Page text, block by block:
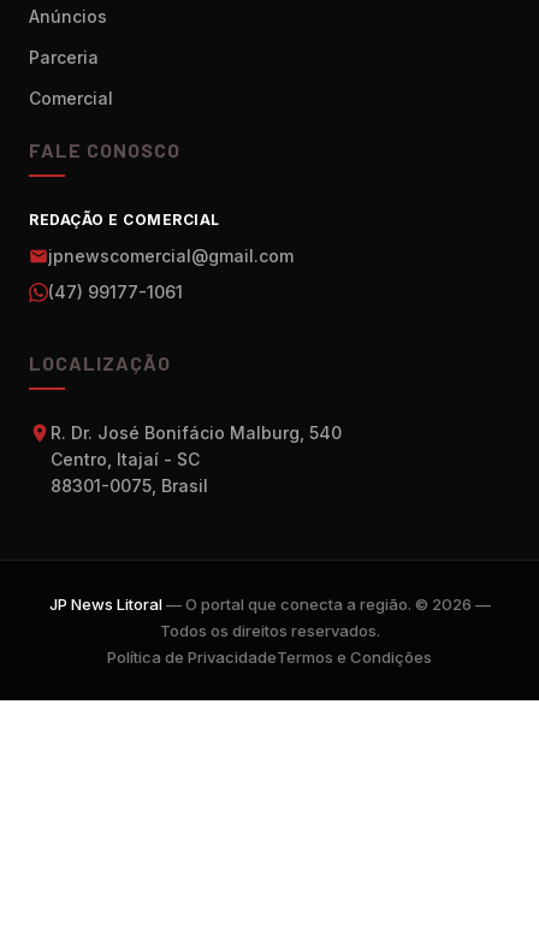
Anúncios
Parceria
Comercial
FALE CONOSCO
REDAÇÃO E COMERCIAL
jpnewscomercial@gmail.com
(47) 99177-1061
LOCALIZAÇÃO
R. Dr. José Bonifácio Malburg, 540
Centro, Itajaí - SC
88301-0075, Brasil
JP News Litoral— O portal que conecta a região. © 2026 —
Todos os direitos reservados.
Política de PrivacidadeTermos e Condições